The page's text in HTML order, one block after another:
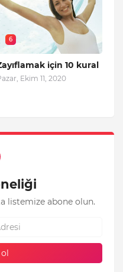
6
için 10 kural
Ekim 11, 2020
listemize abone olun.